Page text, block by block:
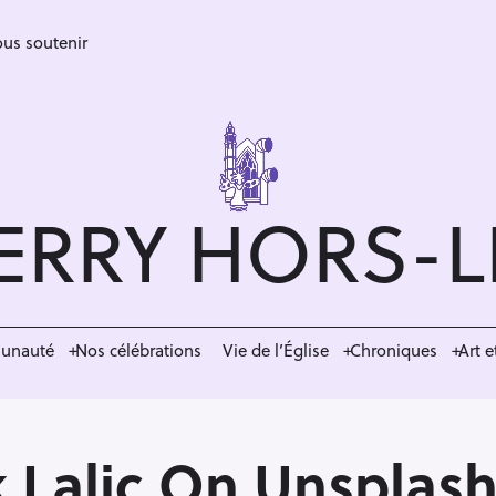
soutenir
HORS-
Nos célébrations Vie de l’Église Chroniques Art